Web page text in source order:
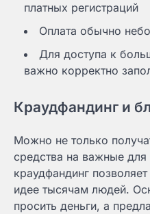
платных регистраций
Оплата обычно
Для доступа к
важно корректно
Краудфандинг и
Можно не только
средства на важные
краудфандинг
идее тысячам людей.
просить деньги, а